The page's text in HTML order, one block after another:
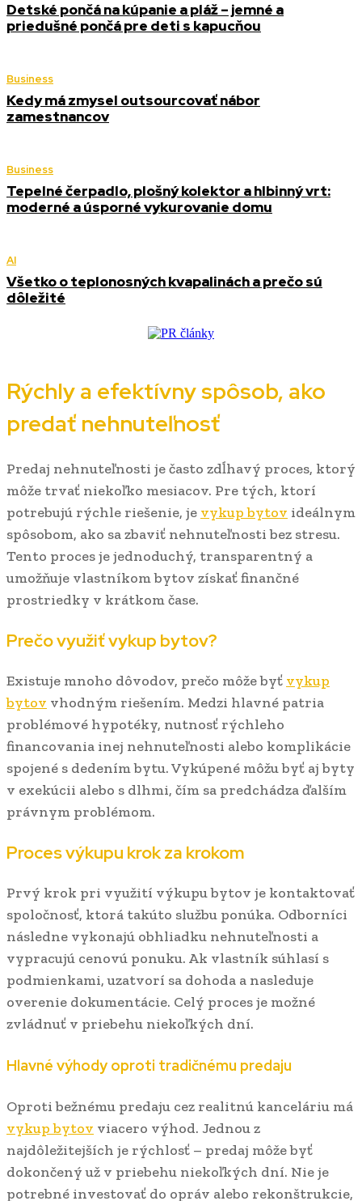
Detské pončá na kúpanie a pláž – jemné a
priedušné pončá pre deti s kapucňou
Business
Kedy má zmysel outsourcovať nábor
zamestnancov
Business
Tepelné čerpadlo, plošný kolektor a hlbinný vrt:
moderné a úsporné vykurovanie domu
AI
Všetko o teplonosných kvapalinách a prečo sú
dôležité
Rýchly a efektívny spôsob, ako
predať nehnuteľnosť
Predaj nehnuteľnosti je často zdĺhavý proces, ktorý
môže trvať niekoľko mesiacov. Pre tých, ktorí
potrebujú rýchle riešenie, je vykup bytov ideálnym
spôsobom, ako sa zbaviť nehnuteľnosti bez stresu.
Tento proces je jednoduchý, transparentný a
umožňuje vlastníkom bytov získať finančné
prostriedky v krátkom čase.
Prečo využiť vykup bytov?
Existuje mnoho dôvodov, prečo môže byť vykup
bytov vhodným riešením. Medzi hlavné patria
problémové hypotéky, nutnosť rýchleho
financovania inej nehnuteľnosti alebo komplikácie
spojené s dedením bytu. Vykúpené môžu byť aj byty
v exekúcii alebo s dlhmi, čím sa predchádza ďalším
právnym problémom.
Proces výkupu krok za krokom
Prvý krok pri využití výkupu bytov je kontaktovať
spoločnosť, ktorá takúto službu ponúka. Odborníci
následne vykonajú obhliadku nehnuteľnosti a
vypracujú cenovú ponuku. Ak vlastník súhlasí s
podmienkami, uzatvorí sa dohoda a nasleduje
overenie dokumentácie. Celý proces je možné
zvládnuť v priebehu niekoľkých dní.
Hlavné výhody oproti tradičnému predaju
Oproti bežnému predaju cez realitnú kanceláriu má
vykup bytov viacero výhod. Jednou z
najdôležitejších je rýchlosť – predaj môže byť
dokončený už v priebehu niekoľkých dní. Nie je
potrebné investovať do opráv alebo rekonštrukcie,